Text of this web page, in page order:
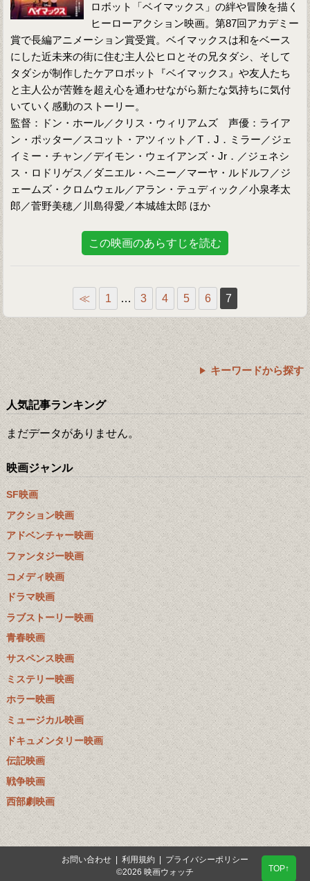
ロボット「ベイマックス」の絆や冒険を描く
ヒーローアクション映画。第87回アカデミー
賞で長編アニメーション賞受賞。ベイマックスは和をベース
にした近未来の街に住む主人公ヒロとその兄タダシ、そして
タダシが制作したケアロボット『ベイマックス』や友人たち
と主人公が苦難を超え心を通わせながら新たな気持ちに気付
いていく感動のストーリー。
監督：ドン・ホール／クリス・ウィリアムズ 声優：ライア
ン・ポッター／スコット・アツィット／T．J．ミラー／ジェ
イミー・チャン／デイモン・ウェイアンズ・Jr．／ジェネシ
ス・ロドリゲス／ダニエル・ヘニー／マーヤ・ルドルフ／ジ
ェームズ・クロムウェル／アラン・テュディック／小泉孝太
郎／菅野美穂／川島得愛／本城雄太郎 ほか
この映画のあらすじを読む
≪ 1 … 3 4 5 6 7
キーワードから探す
人気記事ランキング
まだデータがありません。
映画ジャンル
SF映画
アクション映画
アドベンチャー映画
ファンタジー映画
コメディ映画
ドラマ映画
ラブストーリー映画
青春映画
サスペンス映画
ミステリー映画
ホラー映画
ミュージカル映画
ドキュメンタリー映画
伝記映画
戦争映画
西部劇映画
お問い合わせ 利用規約
プライバシーポリシー
©2026 映画ウォッチ
TOP↑